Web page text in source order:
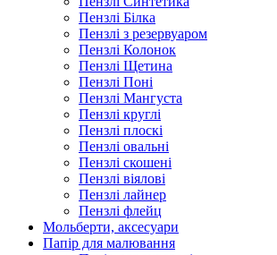
Пензлі Білка
Пензлі з резервуаром
Пензлі Колонок
Пензлі Щетина
Пензлі Поні
Пензлі Мангуста
Пензлі круглі
Пензлі плоскі
Пензлі овальні
Пензлі скошені
Пензлі віялові
Пензлі лайнер
Пензлі флейц
Мольберти, аксесуари
Папір для малювання